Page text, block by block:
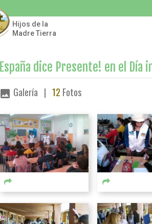
Hijos de la
Madre Tierra
España dice Presente! en el
image Galería |12 Fotos